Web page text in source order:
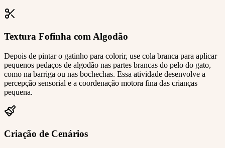
Textura Fofinha com Algodão
Depois de pintar o gatinho para colorir, use cola branca para aplicar
pequenos pedaços de algodão nas partes brancas do pelo do gato,
como na barriga ou nas bochechas. Essa atividade desenvolve a
percepção sensorial e a coordenação motora fina das crianças
pequena.
Criação de Cenários